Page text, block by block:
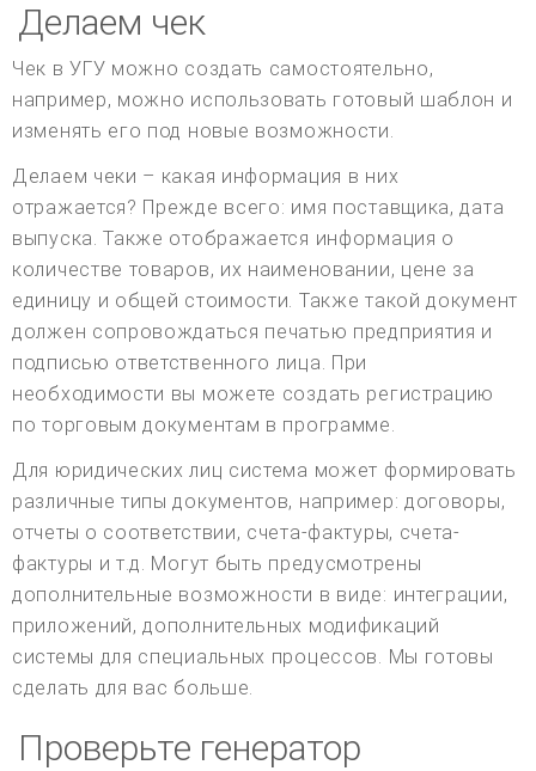
Делаем чек
Чек в УГУ можно создать самостоятельно,
например, можно использовать готовый шаблон и
изменять его под новые возможности.
Делаем чеки – какая информация в них
отражается? Прежде всего: имя поставщика, дата
выпуска. Также отображается информация о
количестве товаров, их наименовании, цене за
единицу и общей стоимости. Также такой документ
должен сопровождаться печатью предприятия и
подписью ответственного лица. При
необходимости вы можете создать регистрацию
по торговым документам в программе.
Для юридических лиц система может формировать
различные типы документов, например: договоры,
отчеты о соответствии, счета-фактуры, счета-
фактуры и т.д. Могут быть предусмотрены
дополнительные возможности в виде: интеграции,
приложений, дополнительных модификаций
системы для специальных процессов. Мы готовы
сделать для вас больше.
Проверьте генератор